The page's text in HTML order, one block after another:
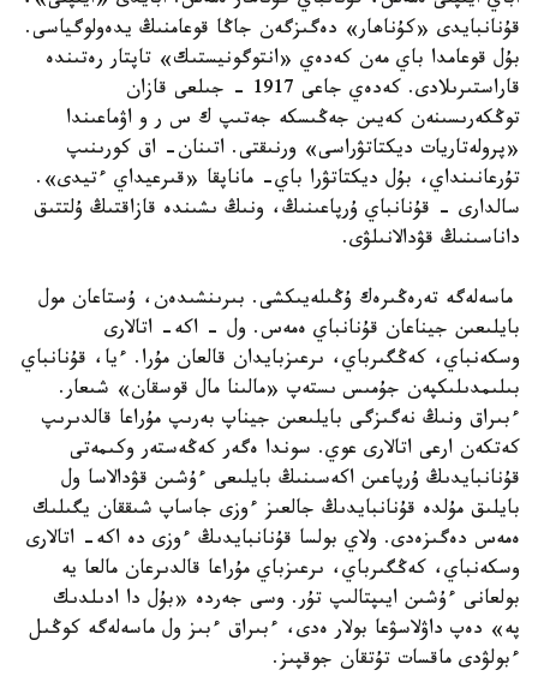
قۇنانبايدى «كۇناھار» دەگىزگەن جاڭا قوعامنىڭ يدەولوگياسى.
بۇل قوعامدا باي مەن كەدەي «انتوگونيستىك» تاپتار رەتىندە
قاراستىرىلادى. كەدەي جاعى 1917 - جىلعى قازان
توڭكەرىسىنەن كەيىن جەڭىسكە جەتىپ ك س ر و اۋماعىندا
«پرولەتاريات ديكتاتۋراسى» ورنىقتى. اتىنان- اق كورىنىپ
تۇرعانىنداي، بۇل ديكتاتۋرا باي- ماناپقا «قىرعيداي ءتيدى».
سالدارى - قۇنانباي ۇرپاعىنىڭ، ونىڭ ىشىندە قازاقتىڭ ۇلتتىق
داناسىنىڭ قۋدالانىلۋى.
ماسەلەگە تەرەڭىرەك ۇڭىلەيىكشى. بىرىنشىدەن، ۇستاعان مول
بايلىعىن جيناعان قۇنانباي ەمەس. ول - اكە- اتالارى
وسكەنباي، كەڭگىرباي، ىرعىزبايدان قالعان مۇرا. ءيا، قۇنانباي
بىلىمدىلىكپەن جۇمىس ىستەپ «مالىنا مال قوسقان» شىعار.
ءبىراق ونىڭ نەگىزگى بايلىعىن جيناپ بەرىپ مۇراعا قالدىرىپ
كەتكەن ارعى اتالارى عوي. سوندا ەگەر كەڭەستەر وكىمەتى
قۇنانبايدىڭ ۇرپاعىن اكەسىنىڭ بايلىعى ءۇشىن قۋدالاسا ول
بايلىق مۇلدە قۇنانبايدىڭ جالعىز ءوزى جاساپ شىققان يگىلىك
ەمەس دەگىزەدى. ولاي بولسا قۇنانبايدىڭ ءوزى دە اكە- اتالارى
وسكەنباي، كەڭگىرباي، ىرعىزباي مۇراعا قالدىرعان مالعا يە
بولعانى ءۇشىن ايىپتالىپ تۇر. وسى جەردە «بۇل دا ادىلدىك
پە» دەپ داۋلاسۋعا بولار ەدى، ءبىراق ءبىز ول ماسەلەگە كوڭىل
ءبولۋدى ماقسات تۇتقان جوقپىز.